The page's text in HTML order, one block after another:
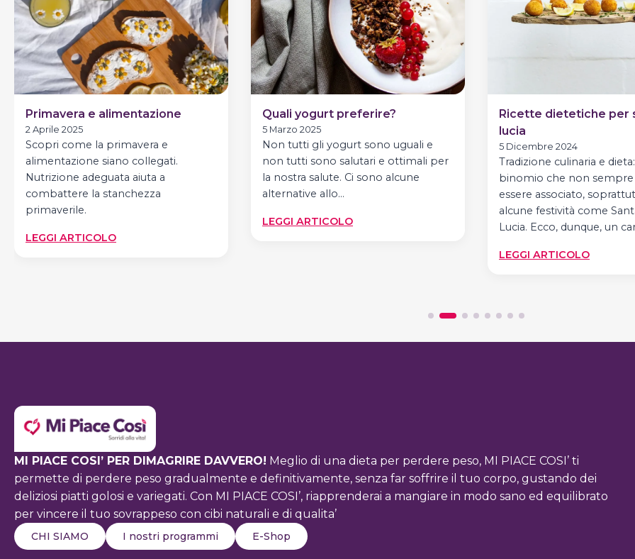
Primavera e alimentazione
2 Aprile 2025
Scopri come la primavera e
alimentazione siano collegati.
Nutrizione adeguata aiuta a
combattere la stanchezza
primaverile.
LEGGI ARTICOLO:
Quali yogurt preferire?
5 Marzo 2025
Non tutti gli yogurt sono uguali e
non tutti sono salutari e ottimali per
la nostra salute. Ci sono alcune
alternative allo…
LEGGI ARTICOLO:
Ricette dietetiche per
lucia
5 Dicembre 2024
Tradizione culinaria e
binomio che non
essere associato,
alcune festività come
Lucia. Ecco, dunque, un
LEGGI ARTICOLO:
MI PIACE COSI’ PER DIMAGRIRE DAVVERO! Meglio di una dieta per perdere peso, MI PIACE COSI’ ti
permette di perdere peso gradualmente e definitivamente, senza far soffrire il tuo corpo, gustando dei
deliziosi piatti golosi e variegati. Con MI PIACE COSI’, riapprenderai a mangiare in modo sano ed equilibrato
per vincere il tuo sovrappeso con cibi naturali e di qualita’
CHI SIAMO I nostri programmi E-Shop